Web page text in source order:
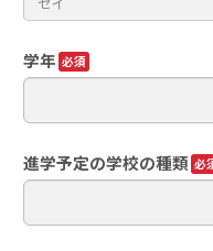
学年
進学予定の学校の種類